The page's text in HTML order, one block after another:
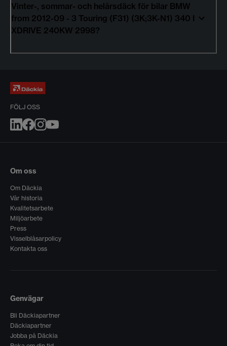
Vinter-, sommar- och helårsdäck för bilar BMW
from 2012-09 - 3 Touring (F31) (3K;3K-N1) 340 I
XDRIVE 240KW 2998?
FÖLJ OSS
Om oss
Om Däckia
Vår historia
Kvalitetsarbete
Miljöarbete
Press
Visselblåsarpolicy
Kontakta oss
Genvägar
Bli Däckiapartner
Däckiapartner
Jobba på Däckia